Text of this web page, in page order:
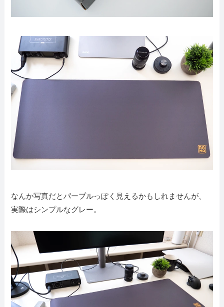
なんか写真だとパープルっぽく見えるかもしれませんが、
実際はシンプルなグレー。